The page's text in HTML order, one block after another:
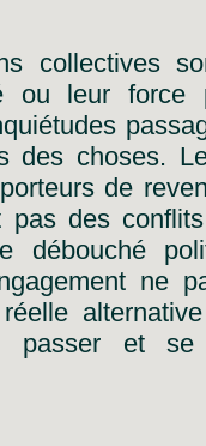
collectives
ou leur force
des choses.
porteurs de
pas des conflits
débouché
ne
réelle alternative
passer et
se